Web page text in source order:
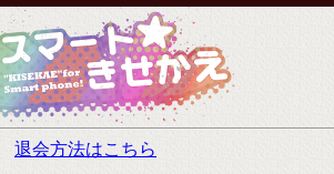
退会方法はこちら